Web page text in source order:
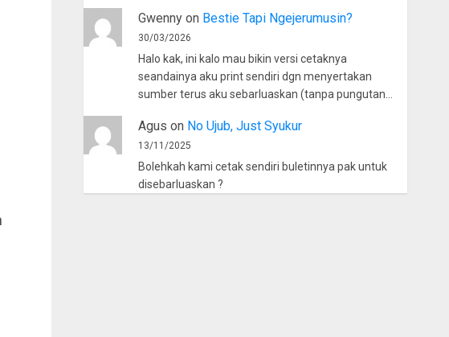
Gwennyon Bestie Tapi Ngejerumusin?
30/03/2026
Halo kak, ini kalo mau bikin versi cetaknya
seandainya aku print sendiri dgn menyertakan
sumber terus aku sebarluaskan (tanpa pungutan…
Agus on No Ujub, Just Syukur
13/11/2025
Bolehkah kami cetak sendiri buletinnya pak untuk
disebarluaskan ?